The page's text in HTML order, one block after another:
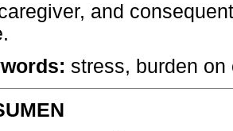
and
stress, burden